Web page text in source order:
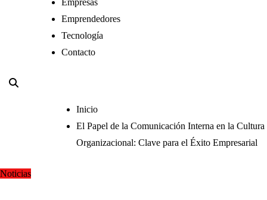
Empresas
Emprendedores
Tecnología
Contacto
Inicio
El Papel de la Comunicación Interna en la Cultura
Organizacional: Clave para el Éxito Empresarial
Noticias